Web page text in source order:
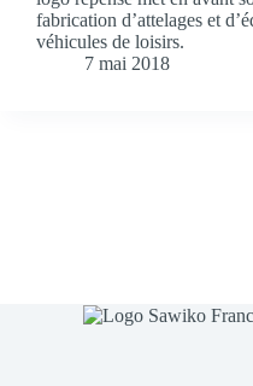
fabrication d’attelages et
véhicules de loisirs.
7 mai 2018